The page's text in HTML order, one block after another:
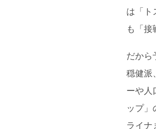
は「ト
も「接
だから
穏健派
ーや人
ップ
ライナ